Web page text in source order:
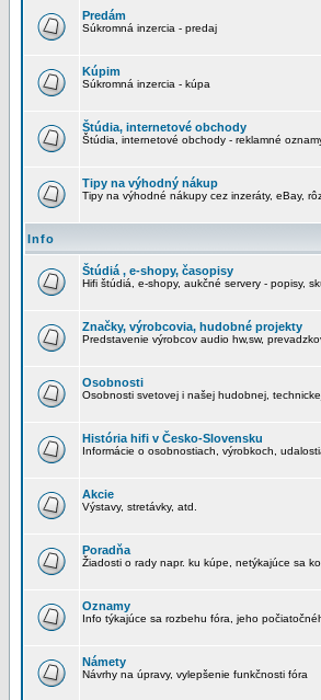
Predám
Súkromná inzercia - predaj
Kúpim
Súkromná inzercia - kúpa
Štúdia, internetové obchody
Štúdia, internetové obchody - reklamné
Tipy na výhodný nákup
Tipy na výhodné nákupy cez inzeráty, eBay,
Info
Štúdiá , e-shopy, časopisy
Hifi štúdiá, e-shopy, aukčné servery - popisy,
Značky, výrobcovia, hudobné projekty
Predstavenie výrobcov audio hw,sw,
Osobnosti
Osobnosti svetovej i našej hudobnej,
História hifi v Česko-Slovensku
Informácie o osobnostiach, výrobkoch,
Akcie
Výstavy, stretávky, atd.
Poradňa
Žiadosti o rady napr. ku kúpe, netýkajúce sa
Oznamy
Info týkajúce sa rozbehu fóra, jeho
Námety
Návrhy na úpravy, vylepšenie funkčnosti fóra